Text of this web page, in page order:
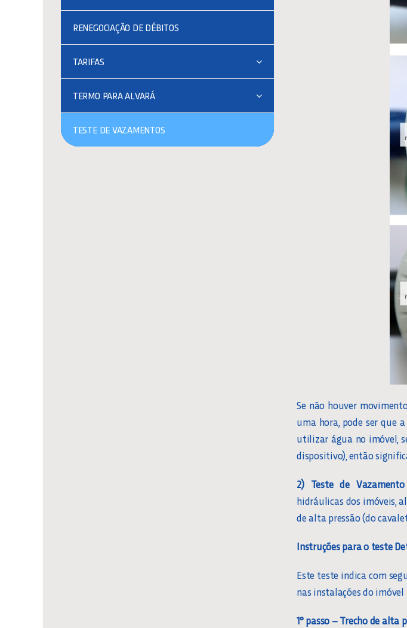
RENEGOCIAÇÃO DE DÉBITOS
TARIFAS
TERMO PARA ALVARÁ
TESTE DE VAZAMENTOS
Se não houver
uma hora, pode ser que
utilizar água no imóvel,
dispositivo), então
2) Teste de Vazamento
hidráulicas dos imóveis,
de alta pressão (do
Instruções para o teste
Este teste indica com
nas instalações do imóvel
1° passo – Trecho de alta